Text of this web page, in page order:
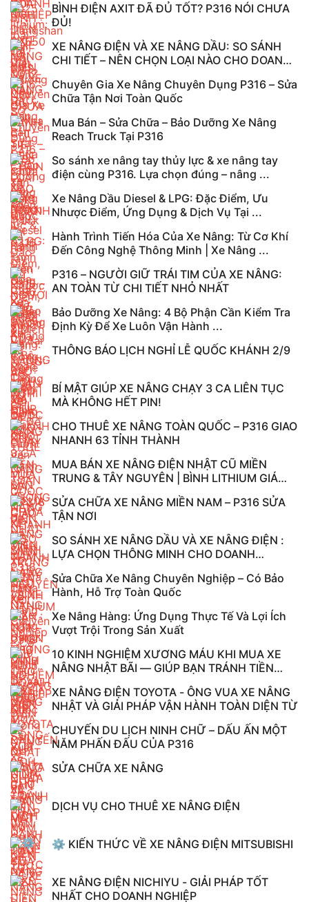
BÌNH ĐIỆN AXIT ĐÃ ĐỦ TỐT? P316 NÓI CHƯA
ĐỦ!
XE NÂNG ĐIỆN VÀ XE NÂNG DẦU: SO SÁNH
CHI TIẾT – NÊN CHỌN LOẠI NÀO CHO DOANH
Chuyên Gia Xe Nâng Chuyên Dụng P316 – Sửa
Chữa Tận Nơi Toàn Quốc
Mua Bán – Sửa Chữa – Bảo Dưỡng Xe Nâng
Reach Truck Tại P316
So sánh xe nâng tay thủy lực & xe nâng tay
điện cùng P316. Lựa chọn đúng – nâng ...
Xe Nâng Dầu Diesel & LPG: Đặc Điểm, Ưu
Nhược Điểm, Ứng Dụng & Dịch Vụ Tại ...
Hành Trình Tiến Hóa Của Xe Nâng: Từ Cơ Khí
Đến Công Nghệ Thông Minh | Xe Nâng ...
P316 – NGƯỜI GIỮ TRÁI TIM CỦA XE NÂNG:
AN TOÀN TỪ CHI TIẾT NHỎ NHẤT
Bảo Dưỡng Xe Nâng: 4 Bộ Phận Cần Kiểm Tra
Định Kỳ Để Xe Luôn Vận Hành ...
THÔNG BÁO LỊCH NGHỈ LỄ QUỐC KHÁNH 2/9
BÍ MẬT GIÚP XE NÂNG CHẠY 3 CA LIÊN TỤC
MÀ KHÔNG HẾT PIN!
CHO THUÊ XE NÂNG TOÀN QUỐC – P316 GIAO
NHANH 63 TỈNH THÀNH
MUA BÁN XE NÂNG ĐIỆN NHẬT CŨ MIỀN
TRUNG & TÂY NGUYÊN | BÌNH LITHIUM GIÁ
SỬA CHỮA XE NÂNG MIỀN NAM – P316 SỬA
TẬN NƠI
SO SÁNH XE NÂNG DẦU VÀ XE NÂNG ĐIỆN :
LỰA CHỌN THÔNG MINH CHO DOANH
Sửa Chữa Xe Nâng Chuyên Nghiệp – Có Bảo
Hành, Hỗ Trợ Toàn Quốc
Xe Nâng Hàng: Ứng Dụng Thực Tế Và Lợi Ích
Vượt Trội Trong Sản Xuất
10 KINH NGHIỆM XƯƠNG MÁU KHI MUA XE
NÂNG NHẬT BÃI — GIÚP BẠN TRÁNH TIỀN
MẤT, ...
XE NÂNG ĐIỆN TOYOTA - ÔNG VUA XE NÂNG
NHẬT VÀ GIẢI PHÁP VẬN HÀNH TOÀN DIỆN TỪ
CHUYẾN DU LỊCH NINH CHỮ – DẤU ẤN MỘT
NĂM PHẤN ĐẤU CỦA P316
SỬA CHỮA XE NÂNG
DỊCH VỤ CHO THUÊ XE NÂNG ĐIỆN
⚙️ KIẾN THỨC VỀ XE NÂNG ĐIỆN MITSUBISHI
XE NÂNG ĐIỆN NICHIYU - GIẢI PHÁP TỐT
NHẤT CHO DOANH NGHIỆP